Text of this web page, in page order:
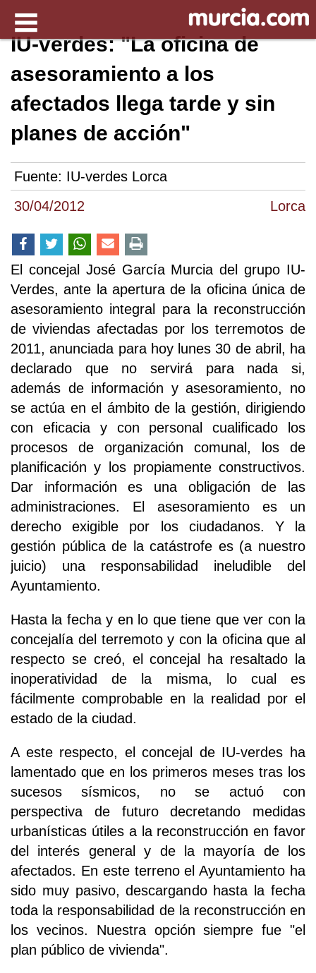
30/04/2012 Lorca
IU-verdes: "La oficina de
asesoramiento a los
afectados llega tarde y sin
planes de acción"
Fuente: IU-verdes Lorca
El concejal José García Murcia del grupo IU-
Verdes, ante la apertura de la oficina única de
asesoramiento integral para la reconstrucción
de viviendas afectadas por los terremotos de
2011, anunciada para hoy lunes 30 de abril, ha
declarado que no servirá para nada si,
además de información y asesoramiento, no
se actúa en el ámbito de la gestión, dirigiendo
con eficacia y con personal cualificado los
procesos de organización comunal, los de
planificación y los propiamente constructivos.
Dar información es una obligación de las
administraciones. El asesoramiento es un
derecho exigible por los ciudadanos. Y la
gestión pública de la catástrofe es (a nuestro
juicio) una responsabilidad ineludible del
Ayuntamiento.
Hasta la fecha y en lo que tiene que ver con la
concejalía del terremoto y con la oficina que al
respecto se creó, el concejal ha resaltado la
inoperatividad de la misma, lo cual es
fácilmente comprobable en la realidad por el
estado de la ciudad.
A este respecto, el concejal de IU-verdes ha
lamentado que en los primeros meses tras los
sucesos sísmicos, no se actuó con
perspectiva de futuro decretando medidas
urbanísticas útiles a la reconstrucción en favor
del interés general y de la mayoría de los
afectados. En este terreno el Ayuntamiento ha
sido muy pasivo, descargando hasta la fecha
toda la responsabilidad de la reconstrucción en
los vecinos. Nuestra opción siempre fue "el
plan público de vivienda".